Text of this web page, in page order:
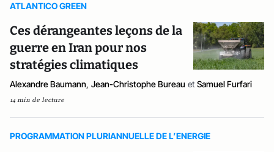
ATLANTICO GREEN
Ces dérangeantes leçons de la
guerre en Iran pour nos
stratégies climatiques
Alexandre Baumann, Jean-Christophe Bureau et Samuel Furfari
14 min de lecture
PROGRAMMATION PLURIANNUELLE DE L’ENERGIE